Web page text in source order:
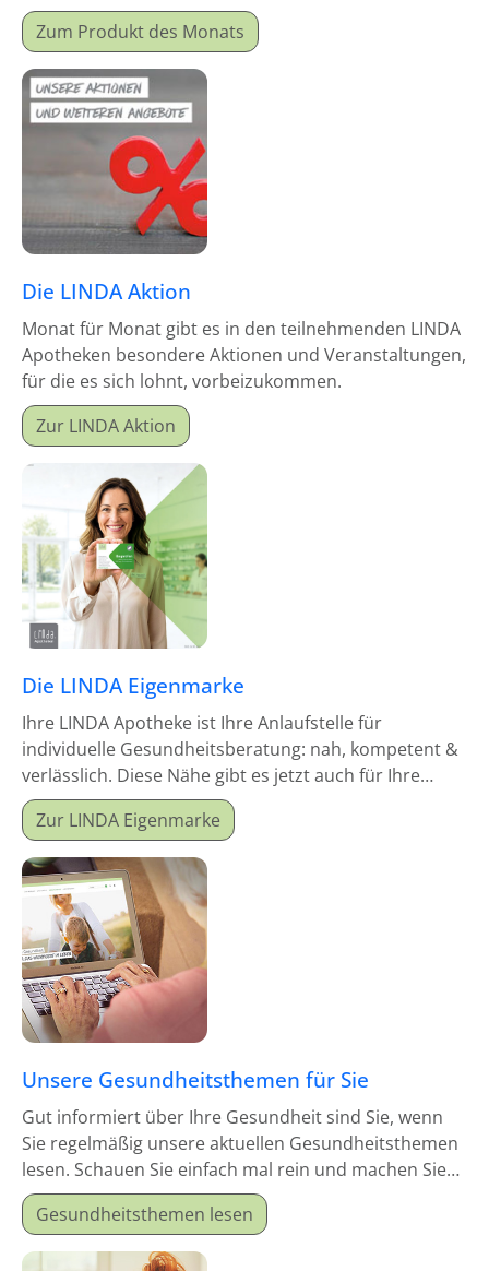
Monatsproduktes erhalten Sie einen Mitgabeartikel
gratis dazu.
Zum Produkt des Monats
Die LINDA Aktion
Monat für Monat gibt es in den teilnehmenden LINDA
Apotheken besondere Aktionen und Veranstaltungen,
für die es sich lohnt, vorbeizukommen.
Zur LINDA Aktion
Die LINDA Eigenmarke
Ihre LINDA Apotheke ist Ihre Anlaufstelle für
individuelle Gesundheitsberatung: nah, kompetent &
verlässlich. Diese Nähe gibt es jetzt auch für Ihre
Hausapotheke!
Zur LINDA Eigenmarke
Unsere Gesundheitsthemen für Sie
Gut informiert über Ihre Gesundheit sind Sie, wenn
Sie regelmäßig unsere aktuellen Gesundheitsthemen
lesen. Schauen Sie einfach mal rein und machen Sie
sich schlau!
Gesundheitsthemen lesen